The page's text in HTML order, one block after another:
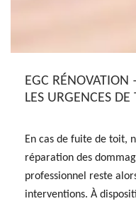
EGC RÉNOVATION
LES URGENCES
En cas de fuite de toit,
réparation des
professionnel reste
interventions. À